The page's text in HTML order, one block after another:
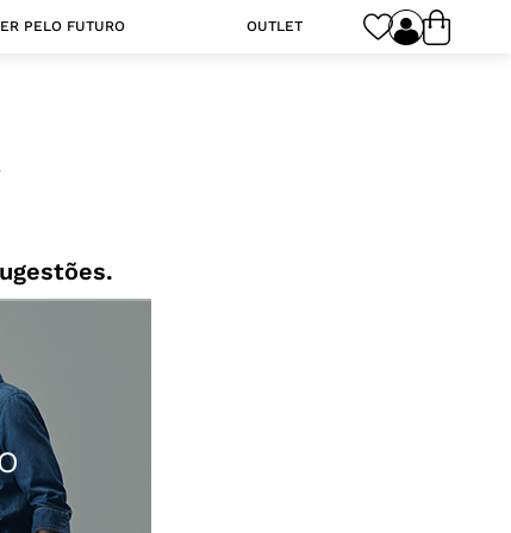
PELO FUTURO OUTLET